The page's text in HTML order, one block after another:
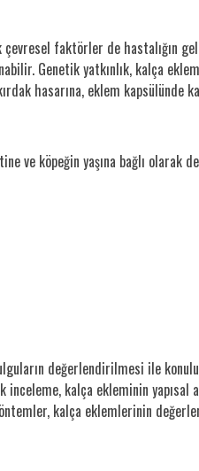
faktörler de hastalığın
Genetik yatkınlık, kalça
hasarına, eklem
ve köpeğin yaşına bağlı olarak
değerlendirilmesi ile
inceleme, kalça ekleminin
kalça eklemlerinin